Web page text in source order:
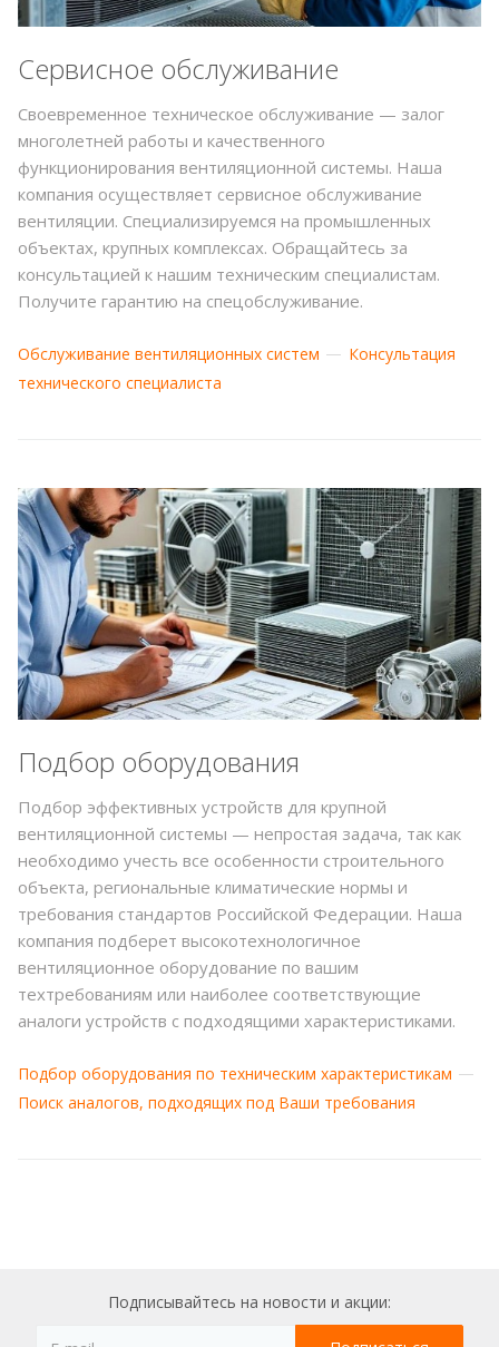
Сервисное обслуживание
Своевременное техническое обслуживание — залог
многолетней работы и качественного
функционирования вентиляционной системы. Наша
компания осуществляет сервисное обслуживание
вентиляции. Специализируемся на промышленных
объектах, крупных комплексах. Обращайтесь за
консультацией к нашим техническим специалистам.
Получите гарантию на спецобслуживание.
Обслуживание вентиляционных систем
Консультация
технического специалиста
Подбор оборудования
Подбор эффективных устройств для крупной
вентиляционной системы — непростая задача, так как
необходимо учесть все особенности строительного
объекта, региональные климатические нормы и
требования стандартов Российской Федерации. Наша
компания подберет высокотехнологичное
вентиляционное оборудование по вашим
техтребованиям или наиболее соответствующие
аналоги устройств с подходящими характеристиками.
Подбор оборудования по техническим характеристикам
Поиск аналогов, подходящих под Ваши требования
Подписывайтесь на новости и акции: